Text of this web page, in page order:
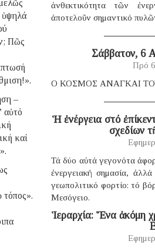
ὑψηλά
Πῶς
–
αὐτό
καί
τόπος».
ἀνθεκτικότητα τῶν
ἀποτελοῦν σημαντικό
Σάββατον, 6
Πρό
Ο ΚΟΣΜΟΣ ΑΝΑΓΚΑΙ
Ἡ ἐνέργεια στό
σχεδίων
Τά δύο αὐτά γεγονότα
ἐνεργειακή σημασία,
γεωπολιτικό φορτίο: τό
Μεσόγειο.
Ἱεραρχία: Ἕνα ἀκόμη